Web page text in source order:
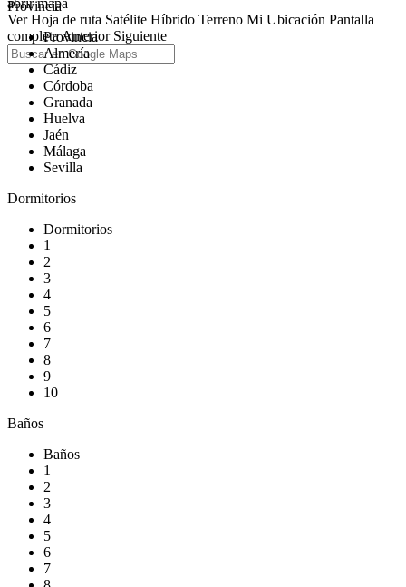
abrir mapa
Ver Hoja de ruta Satélite Híbrido Terreno Mi Ubicación Pantalla
completaAnterior Siguiente
Provincia
Provincia
Almería
Cádiz
Córdoba
Granada
Huelva
Jaén
Málaga
Sevilla
Dormitorios
Dormitorios
1
2
3
4
5
6
7
8
9
10
Baños
Baños
1
2
3
4
5
6
7